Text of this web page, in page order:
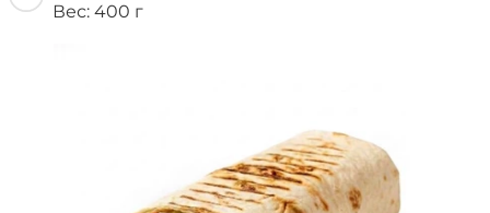
Вес: 400 г